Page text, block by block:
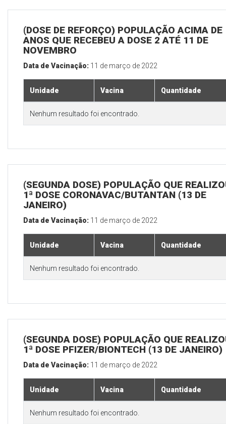
(DOSE DE REFORÇO) POPULAÇÃO ACIMA DE
ANOS QUE RECEBEU A DOSE 2 ATÉ 11 DE
NOVEMBRO
Data de Vacinação: 11 de março de 2022
Unidade Vacina Quantidade
Nenhum resultado foi encontrado.
(SEGUNDA DOSE) POPULAÇÃO QUE
1ª DOSE CORONAVAC/BUTANTAN (13 DE
JANEIRO)
Data de Vacinação: 11 de março de 2022
Unidade Vacina Quantidade
Nenhum resultado foi encontrado.
(SEGUNDA DOSE) POPULAÇÃO QUE
1ª DOSE PFIZER/BIONTECH (13 DE JANEIRO)
Data de Vacinação: 11 de março de 2022
Unidade Vacina Quantidade
Nenhum resultado foi encontrado.